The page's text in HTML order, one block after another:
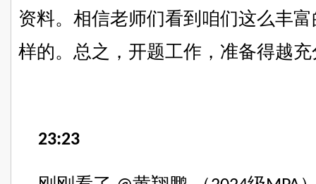
资料。相信老师们看到咱们这么丰
样的。总之，开题工作，准备得越
23:23